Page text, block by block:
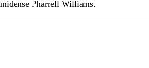
Pharrell Williams.